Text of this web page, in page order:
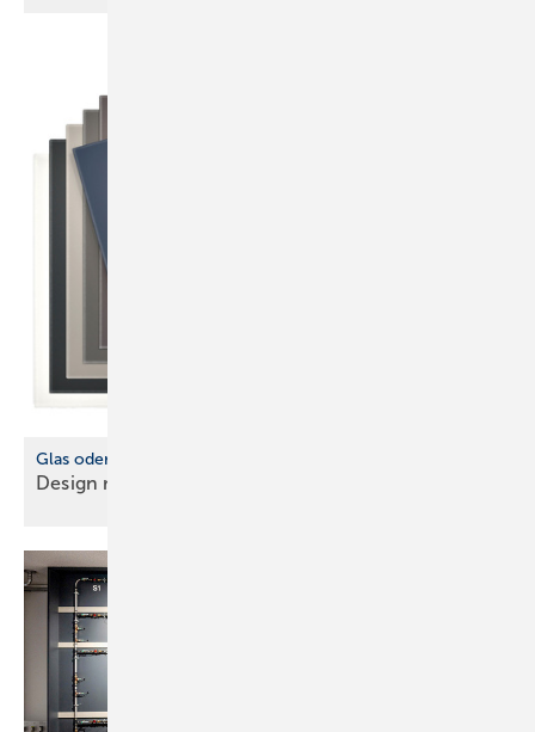
Glas oder kein Glas
Design mit praktischen